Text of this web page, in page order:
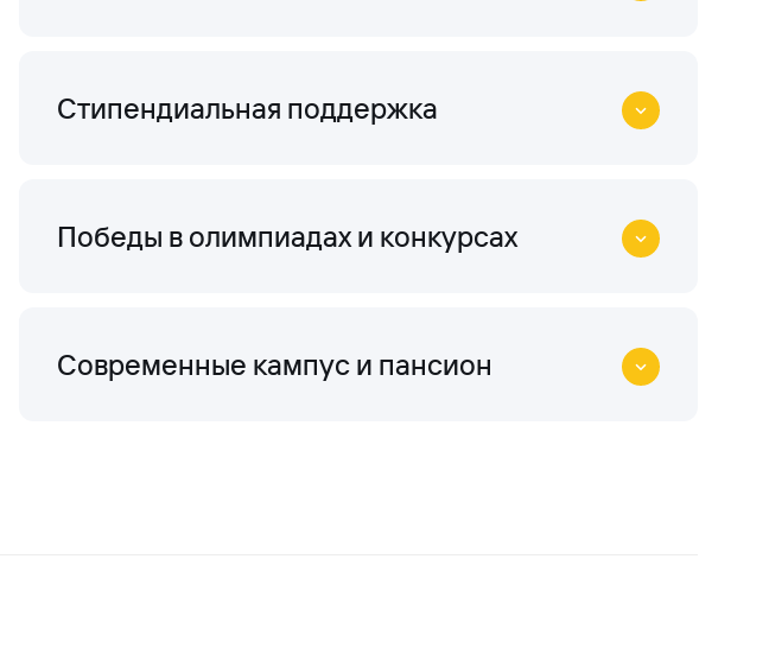
Стипендиальная поддержка
Победы в олимпиадах и конкурсах
Современные кампус и пансион